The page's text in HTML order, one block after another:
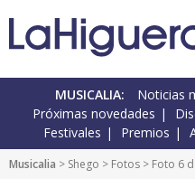
MUSICALIA: Noticias
Próximas novedades
Festivales
Premios
Musicalia > Shego > Fotos > Foto 6